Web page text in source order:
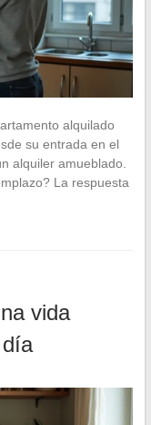
alquilado
su entrada en el
alquiler amueblado.
La respuesta
vida